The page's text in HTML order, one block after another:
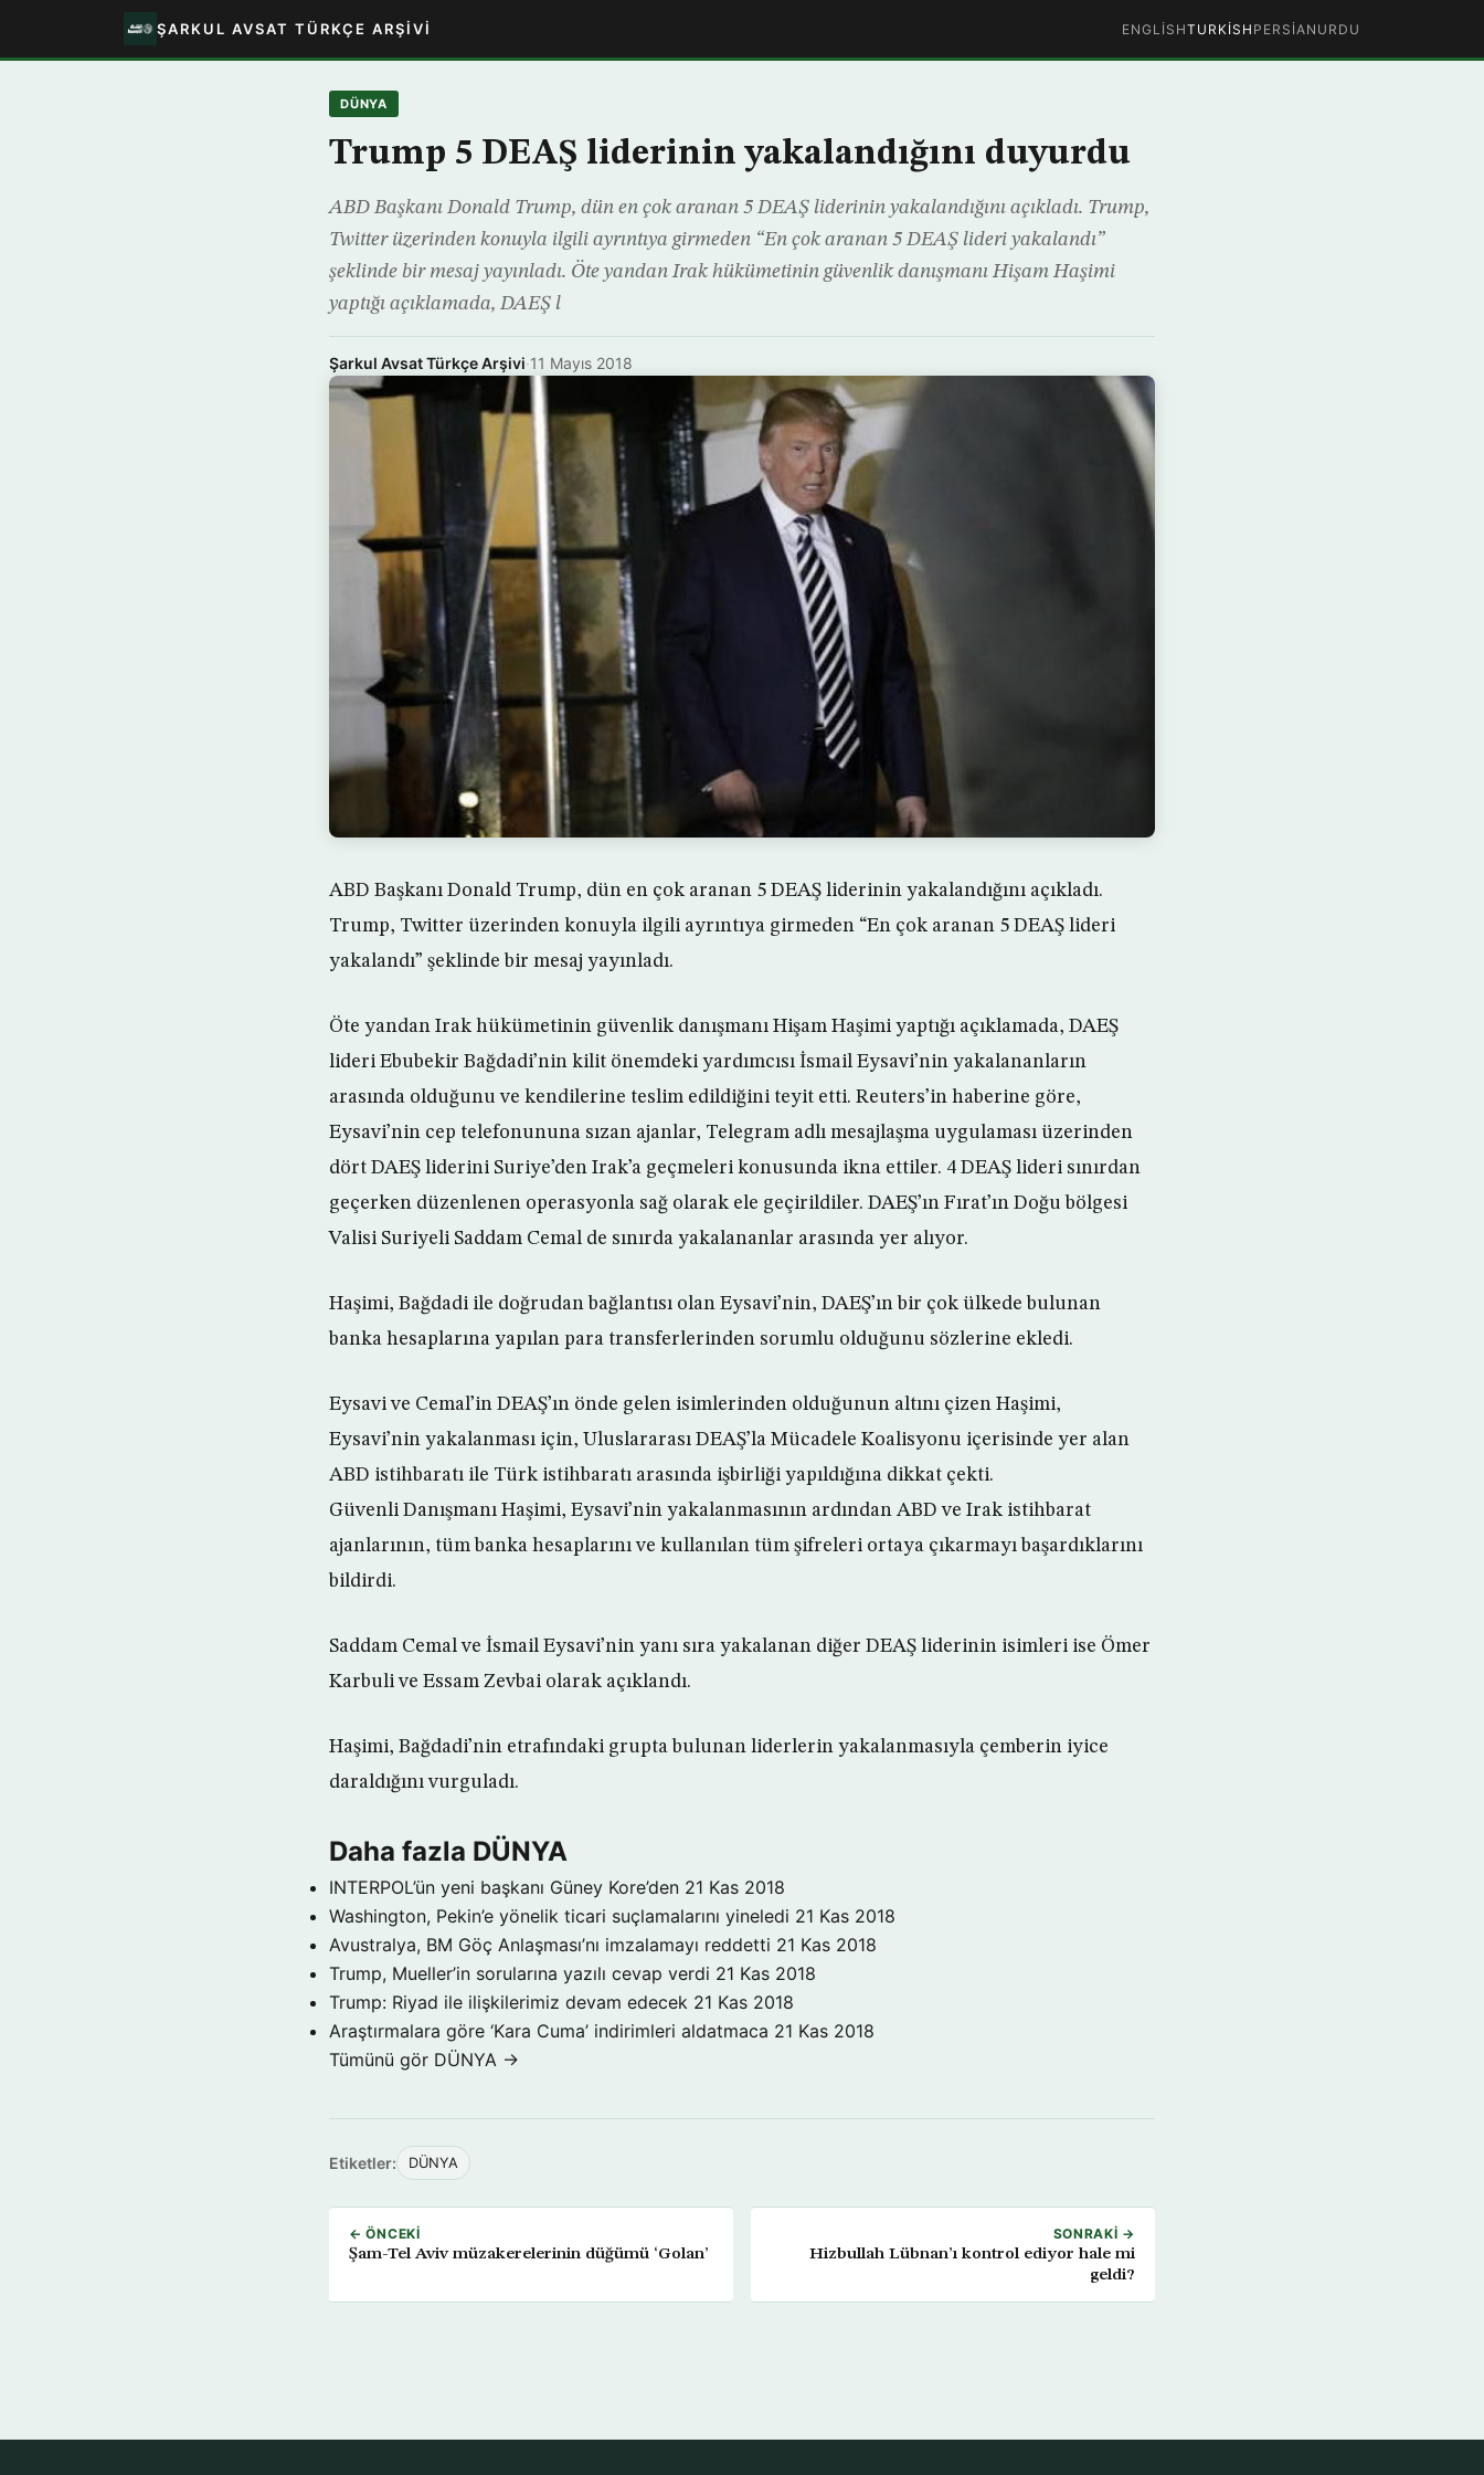
ŞARKUL AVSAT TÜRKÇE ARŞIVI ENGLISHTURKISH PERSIAN URDU
DÜNYA
Trump 5 DEAŞ liderinin yakalandığını duyurdu
ABD Başkanı Donald Trump, dün en çok aranan 5 DEAŞ liderinin yakalandığını açıkladı. Trump,
Twitter üzerinden konuyla ilgili ayrıntıya girmeden “En çok aranan 5 DEAŞ lideri yakalandı”
şeklinde bir mesaj yayınladı. Öte yandan Irak hükümetinin güvenlik danışmanı Hişam Haşimi
yaptığı açıklamada, DAEŞ l
Şarkul Avsat Türkçe Arşivi·11 Mayıs 2018
ABD Başkanı Donald Trump, dün en çok aranan 5 DEAŞ liderinin yakalandığını açıkladı.
Trump, Twitter üzerinden konuyla ilgili ayrıntıya girmeden “En çok aranan 5 DEAŞ lideri
yakalandı” şeklinde bir mesaj yayınladı.
Öte yandan Irak hükümetinin güvenlik danışmanı Hişam Haşimi yaptığı açıklamada, DAEŞ
lideri Ebubekir Bağdadi’nin kilit önemdeki yardımcısı İsmail Eysavi’nin yakalananların
arasında olduğunu ve kendilerine teslim edildiğini teyit etti. Reuters’in haberine göre,
Eysavi’nin cep telefonununa sızan ajanlar, Telegram adlı mesajlaşma uygulaması üzerinden
dört DAEŞ liderini Suriye’den Irak’a geçmeleri konusunda ikna ettiler. 4 DEAŞ lideri sınırdan
geçerken düzenlenen operasyonla sağ olarak ele geçirildiler. DAEŞ’ın Fırat’ın Doğu bölgesi
Valisi Suriyeli Saddam Cemal de sınırda yakalananlar arasında yer alıyor.
Haşimi, Bağdadi ile doğrudan bağlantısı olan Eysavi’nin, DAEŞ’ın bir çok ülkede bulunan
banka hesaplarına yapılan para transferlerinden sorumlu olduğunu sözlerine ekledi.
Eysavi ve Cemal’in DEAŞ’ın önde gelen isimlerinden olduğunun altını çizen Haşimi,
Eysavi’nin yakalanması için, Uluslararası DEAŞ’la Mücadele Koalisyonu içerisinde yer alan
ABD istihbaratı ile Türk istihbaratı arasında işbirliği yapıldığına dikkat çekti.
Güvenli Danışmanı Haşimi, Eysavi’nin yakalanmasının ardından ABD ve Irak istihbarat
ajanlarının, tüm banka hesaplarını ve kullanılan tüm şifreleri ortaya çıkarmayı başardıklarını
bildirdi.
Saddam Cemal ve İsmail Eysavi’nin yanı sıra yakalanan diğer DEAŞ liderinin isimleri ise Ömer
Karbuli ve Essam Zevbai olarak açıklandı.
Haşimi, Bağdadi’nin etrafındaki grupta bulunan liderlerin yakalanmasıyla çemberin iyice
daraldığını vurguladı.
Daha fazla DÜNYA
INTERPOL’ün yeni başkanı Güney Kore’den 21 Kas 2018
Washington, Pekin’e yönelik ticari suçlamalarını yineledi 21 Kas 2018
Avustralya, BM Göç Anlaşması’nı imzalamayı reddetti 21 Kas 2018
Trump, Mueller’in sorularına yazılı cevap verdi 21 Kas 2018
Trump: Riyad ile ilişkilerimiz devam edecek 21 Kas 2018
Araştırmalara göre ‘Kara Cuma’ indirimleri aldatmaca 21 Kas 2018
Tümünü gör DÜNYA →
Etiketler: DÜNYA
← ÖNCEKI
Şam-Tel Aviv müzakerelerinin düğümü ‘Golan’
SONRAKI →
Hizbullah Lübnan’ı kontrol ediyor hale mi
geldi?